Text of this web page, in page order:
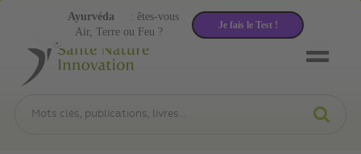
Air, Terre ou Feu ?
Ayurvéda : êtes-vous
Je fais le Test !